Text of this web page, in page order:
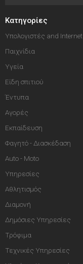
Κατηγορίες
Υπολογιστές and Internet
Παιχνίδια
Υγεία
Είδη σπιτιού
Έντυπα
Αγορές
Εκπαίδευση
Φαγητό - Διασκέδαση
Auto - Moto
Υπηρεσίες
Αθλητισμός
Διαμονή
Δημόσιες Υπηρεσίες
Τρόφιμα
Τεχνικές Υπηρεσίες